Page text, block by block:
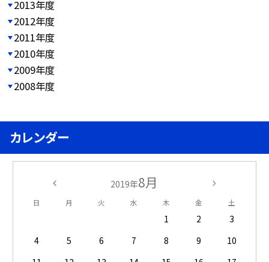
2013年度
2012年度
2011年度
2010年度
2009年度
2008年度
カレンダー
2019年8月
日 月 火 水 木 金 土
1 2
3
4
5 6 7 8 9
10